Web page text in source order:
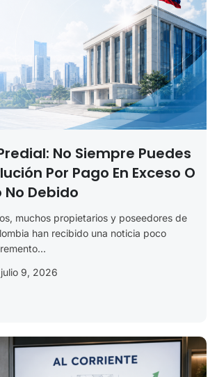
No Siempre Puedes
Por Pago En Exceso O
No Debido
muchos propietarios y poseedores de
han recibido una noticia poco
julio 9, 2026